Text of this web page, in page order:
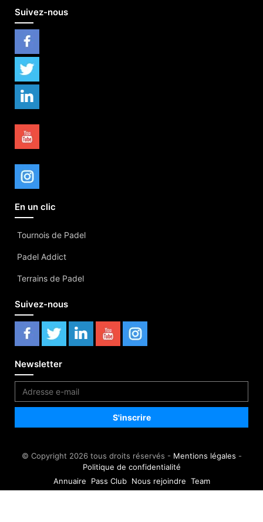
Suivez-nous
En un clic
Tournois de Padel
Padel Addict
Terrains de Padel
Suivez-nous
Newsletter
© Copyright 2026 tous droits réservés - Mentions légales -
Politique de confidentialité
Annuaire
Pass Club Nous rejoindre Team